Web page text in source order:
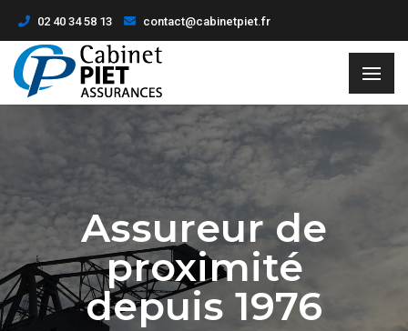
02 40 34 58 13 contact@cabinetpiet.fr
Assureur de
proximité
depuis 1976